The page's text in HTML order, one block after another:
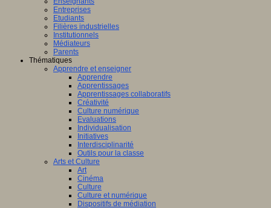
Entreprises
Etudiants
Filières industrielles
Institutionnels
Médiateurs
Parents
Thématiques
Apprendre et enseigner
Apprendre
Apprentissages
Apprentissages collaboratifs
Créativité
Culture numérique
Evaluations
Individualisation
Initiatives
Interdisciplinarité
Outils pour la classe
Arts et Culture
Art
Cinéma
Culture
Culture et numérique
Dispositifs de médiation